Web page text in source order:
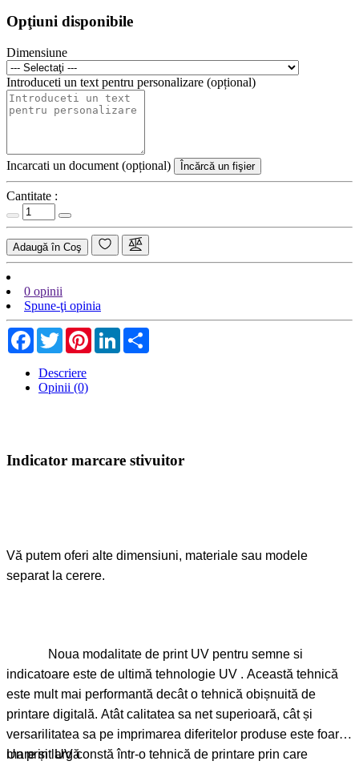
Opţiuni disponibile
Dimensiune
Introduceti un text pentru personalizare (opțional)
Incarcati un document (opțional) Încărcă un fişier
Cantitate :
Adaugă în Coş
0 opinii
Spune-ţi opinia
Facebook
TwitterPinterestLinkedIn
Descriere
Opinii (0)
Indicator marcare stivuitor
Vă putem oferi alte dimensiuni, materiale sau modele
separat la cerere.
indicatoare este de ultimă tehnologie UV . Această tehnică
este mult mai performantă decât o tehnică obișnuită de
printare digitală. Atât calitatea sa net superioară, cât și
versarilitatea sa pe imprimarea diferitelor produse este foarte
mare și largă
Un print UV constă într-o tehnică de printare prin care